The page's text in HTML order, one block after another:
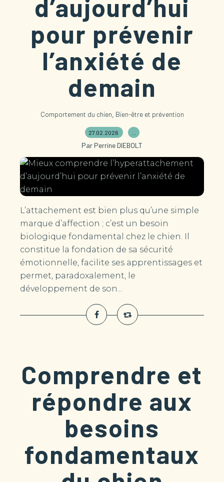
d’aujourd’hui
pour prévenir
l’anxiété de
demain
Comportement du chien, Bien-être et prévention
27.02.2026
Par Perrine DIEBOLT
L’attachement est bien plus qu’une simple
marque d’affection ; c’est un besoin
biologique fondamental chez le chien. Il
constitue la fondation de sa sécurité
émotionnelle, facilite ses apprentissages et
permet, paradoxalement, le
développement de son...
Comprendre et
répondre aux
besoins
fondamentaux